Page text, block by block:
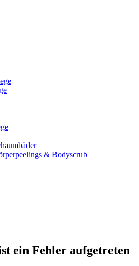
& Bodyscrub
ein Fehler aufgetreten